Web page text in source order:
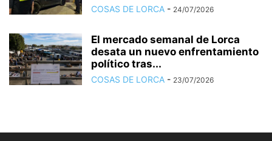
COSAS DE LORCA - 24/07/2026
El mercado semanal de Lorca
desata un nuevo enfrentamiento
político tras...
COSAS DE LORCA - 23/07/2026